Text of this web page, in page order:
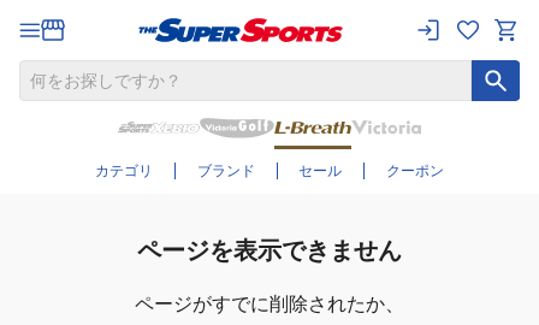
カテゴリ ブランド セール クーポン
ページを表示できません
ページがすでに削除されたか、